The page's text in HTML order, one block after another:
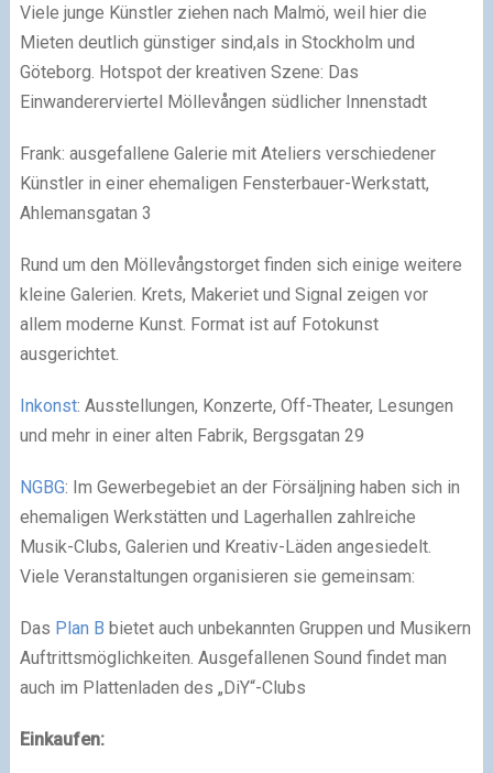
Viele junge Künstler ziehen nach Malmö, weil hier die
Mieten deutlich günstiger sind,als in Stockholm und
Göteborg. Hotspot der kreativen Szene: Das
Einwandererviertel Möllevången südlicher Innenstadt
Frank: ausgefallene Galerie mit Ateliers verschiedener
Künstler in einer ehemaligen Fensterbauer-Werkstatt,
Ahlemansgatan 3
Rund um den Möllevångstorget finden sich einige weitere
kleine Galerien. Krets, Makeriet und Signal zeigen vor
allem moderne Kunst. Format ist auf Fotokunst
ausgerichtet.
Inkonst: Ausstellungen, Konzerte, Off-Theater, Lesungen
und mehr in einer alten Fabrik, Bergsgatan 29
NGBG: Im Gewerbegebiet an der Försäljning haben sich in
ehemaligen Werkstätten und Lagerhallen zahlreiche
Musik-Clubs, Galerien und Kreativ-Läden angesiedelt.
Viele Veranstaltungen organisieren sie gemeinsam:
Das Plan B bietet auch unbekannten Gruppen und Musikern
Auftrittsmöglichkeiten. Ausgefallenen Sound findet man
auch im Plattenladen des „DiY“-Clubs
Einkaufen: